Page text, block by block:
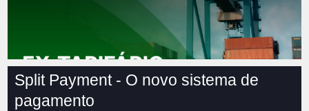
Split Payment - O novo sistema de
pagamento